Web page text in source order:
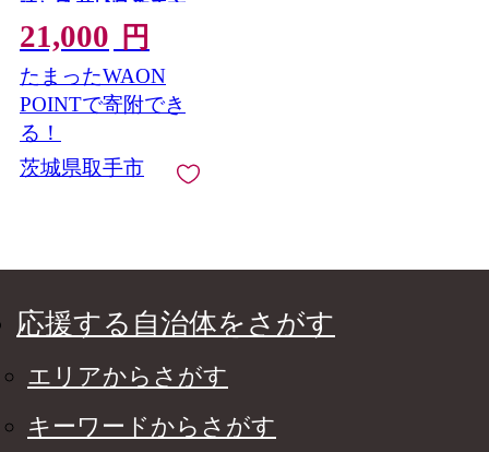
晴れ風 茨城県 取手市
（AB039-1）
21,000 円
たまったWAON
POINTで寄附でき
る！
茨城県取手市
応援する自治体をさがす
エリアからさがす
キーワードからさがす